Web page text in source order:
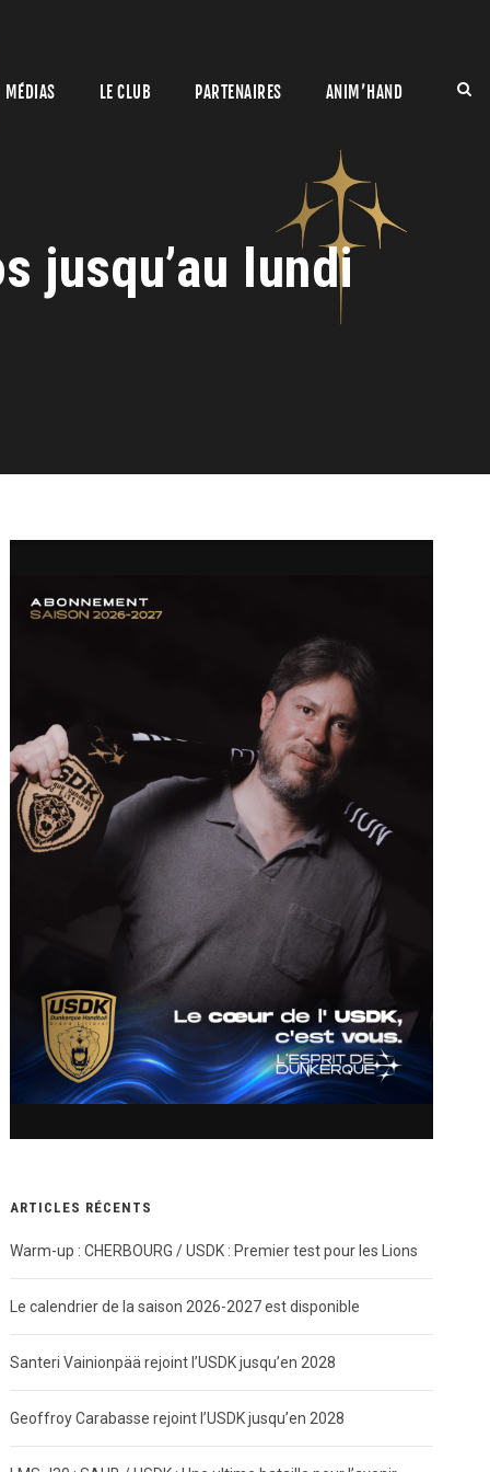
MÉDIAS LE CLUB PARTENAIRES ANIM’HAND
jusqu’au lundi
ARTICLES RÉCENTS
Warm-up : CHERBOURG / USDK : Premier test pour les Lions
Le calendrier de la saison 2026-2027 est disponible
Santeri Vainionpää rejoint l’USDK jusqu’en 2028
Geoffroy Carabasse rejoint l’USDK jusqu’en 2028